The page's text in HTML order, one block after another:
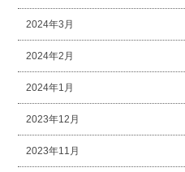
2024年3月
2024年2月
2024年1月
2023年12月
2023年11月